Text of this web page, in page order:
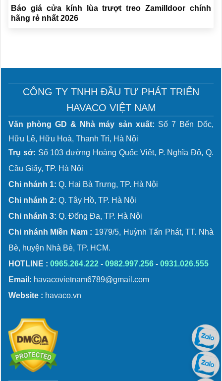
Báo giá cửa kính lùa trượt treo Zamilldoor chính
hãng rẻ nhất 2026
CÔNG TY TNHH ĐẦU TƯ PHÁT TRIỂN
HAVACO VIỆT NAM
Văn phòng GD & Nhà máy sản xuất: Số 7 Bến Dốc,
Hữu Lê, Hữu Hoà, Thanh Trì, Hà Nội
Trụ sở: Số 103 đường Hoàng Quốc Việt, P. Nghĩa Đô, Q.
Cầu Giấy, TP. Hà Nội
Chi nhánh 1: Q. Hai Bà Trưng, TP. Hà Nội
Chi nhánh 2: Q. Tây Hồ, TP. Hà Nội
Chi nhánh 3: Q. Đống Đa, TP. Hà Nội
Chi nhánh Miền Nam : 1979/5, Huỳnh Tấn Phát, TT. Nhà
Bè, huyện Nhà Bè, TP. HCM.
HOTLINE : 0965.264.222 - 0982.997.256 - 0931.026.555
Email: havacovietnam6789@gmail.com
Website : havaco.vn